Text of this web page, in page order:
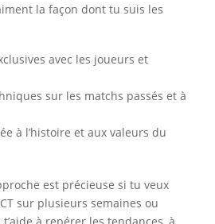
la façon dont tu suis les
avec les joueurs et
sur les matchs passés et à
à l’histoire et aux valeurs du
est précieuse si tu veux
sur plusieurs semaines ou
à repérer les tendances, à